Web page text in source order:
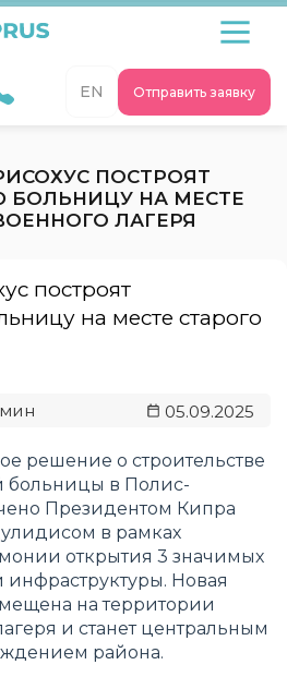
Отправить заявку
EN
ПОСТРОЯТ
БОЛЬНИЦУ НА МЕСТЕ
ЛАГЕРЯ
05.09.2025
решение о строительстве
больницы в Полис-
Президентом Кипра
в рамках
открытия 3 значимых
инфраструктуры. Новая
на территории
и станет центральным
района.